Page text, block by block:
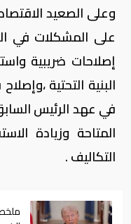
وعلى الصعيد
على المشكلات في
إصلاحات ضريبية
البنية التحتية
في عهد الرئيس
المتاحة وزيادة
التكاليف .